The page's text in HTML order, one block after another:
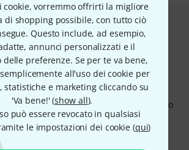
cookie, vorremmo offrirti la migliore
di shopping possibile, con tutto ciò
Questo include, ad esempio,
annunci personalizzati e il
delle preferenze. Se per te va bene,
all'uso dei cookie per
statistiche e marketing cliccando su
'Va bene!' (show all).
può essere revocato in qualsiasi
le impostazioni dei cookie (qui)
sicuri
con Contanti alla consegna, Bonifico
Pay, Klarna Paga Ora,Klarna
Carta di credito.